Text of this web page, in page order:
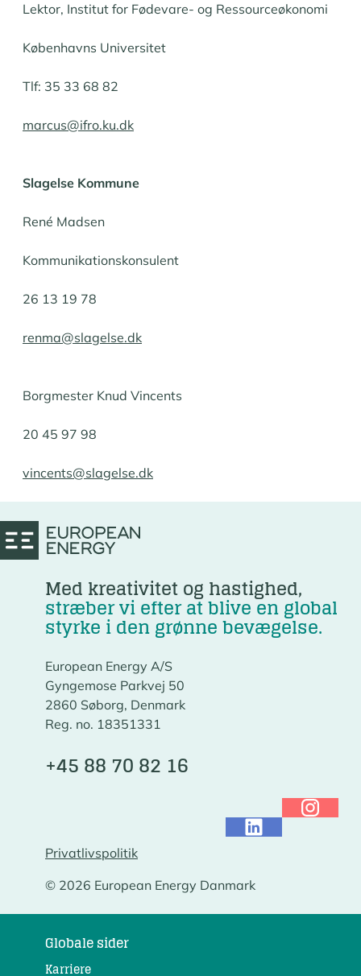
Lektor, Institut for Fødevare- og Ressourceøkonomi
Københavns Universitet
Tlf: 35 33 68 82
marcus@ifro.ku.dk
Slagelse Kommune
René Madsen
Kommunikationskonsulent
26 13 19 78
renma@slagelse.dk
Borgmester Knud Vincents
20 45 97 98
vincents@slagelse.dk
Med kreativitet og hastighed,
stræber vi efter at blive en global
styrke i den grønne bevægelse.
European Energy A/S
Gyngemose Parkvej 50
2860 Søborg, Denmark
Reg. no. 18351331
+45 88 70 82 16
© 2026 European Energy Danmark
Privatlivspolitik
Globale sider
Karriere